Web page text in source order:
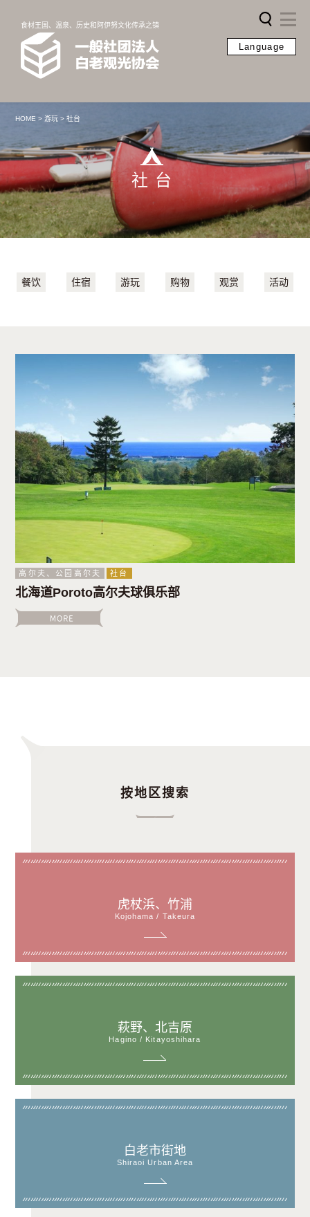
Language
食材王国、温泉、历史和阿伊努文化传承之镇
HOME >游玩 >社台
社台
餐饮 住宿 游玩 购物 观赏 活动
高尔夫、公园高尔夫 社台
北海道Poroto高尔夫球俱乐部
按地区搜索
虎杖浜、竹浦
Kojohama / Takeura
萩野、北吉原
Hagino / Kitayoshihara
白老市街地
Shiraoi Urban Area